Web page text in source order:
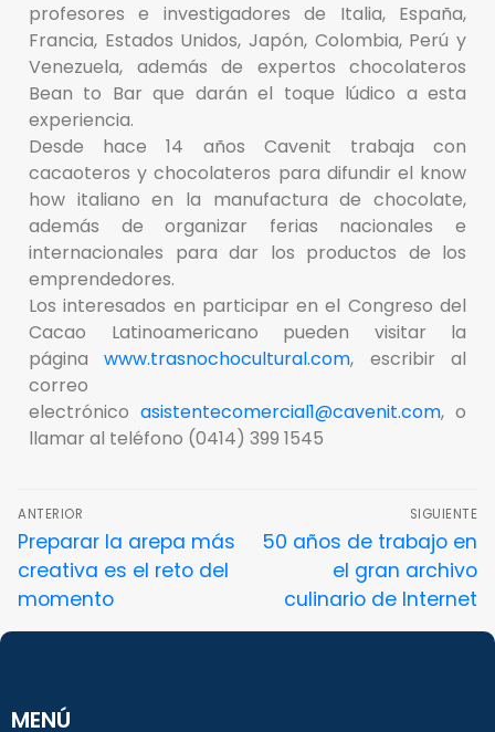
profesores e investigadores de Italia, España,
Francia, Estados Unidos, Japón, Colombia, Perú y
Venezuela, además de expertos chocolateros
Bean to Bar que darán el toque lúdico a esta
experiencia.
Desde hace 14 años Cavenit trabaja con
cacaoteros y chocolateros para difundir el know
how italiano en la manufactura de chocolate,
además de organizar ferias nacionales e
internacionales para dar los productos de los
emprendedores.
Los interesados en participar en el Congreso del
Cacao Latinoamericano pueden visitar la
páginawww.trasnochocultural.com, escribir al
correo
electrónico asistentecomercial1@cavenit.com, o
llamar al teléfono (0414) 399 1545
ANTERIOR
Preparar la arepa más
creativa es el reto del
momento
SIGUIENTE
50 años de trabajo en
el gran archivo
culinario de Internet
MENÚ